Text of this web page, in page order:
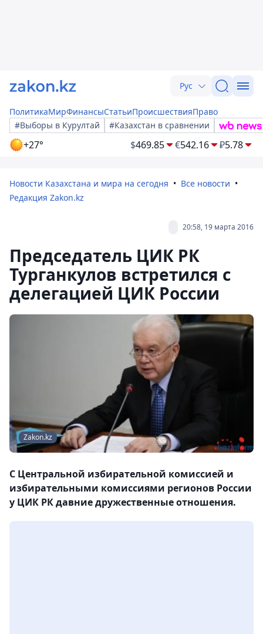
Рус
ПолитикаМирФинансыСтатьиПроисшествияПраво
#Выборы в Курултай
#Казахстан в сравнении
+27° $469.85 €542.16 ₽5.78
Новости Казахстана и мира на сегодня
Все новости
Редакция Zakon.kz
20:58, 19 марта 2016
Председатель ЦИК РК
Турганкулов встретился с
делегацией ЦИК России
Zakon.kz
С Центральной избирательной комиссией и
избирательными комиссиями регионов России
у ЦИК РК давние дружественные отношения.